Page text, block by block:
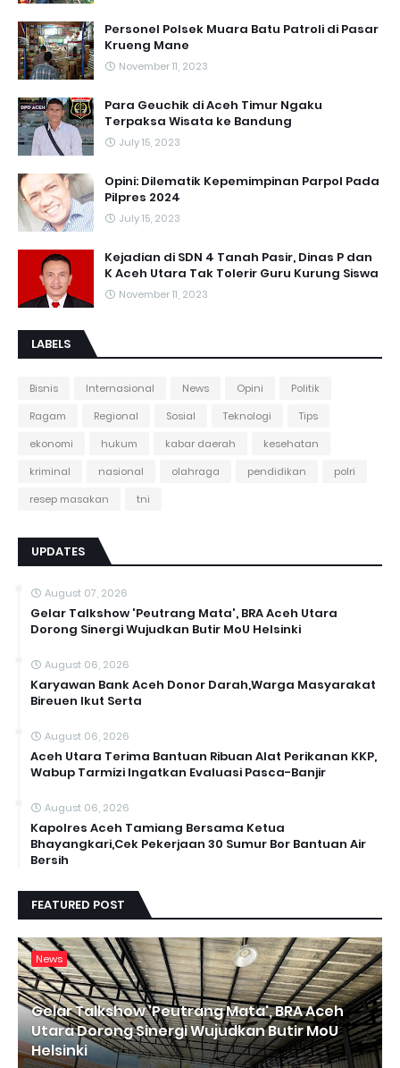
Personel Polsek Muara Batu Patroli di Pasar
Krueng Mane
November 11, 2023
Para Geuchik di Aceh Timur Ngaku
Terpaksa Wisata ke Bandung
July 15, 2023
Opini: Dilematik Kepemimpinan Parpol Pada
Pilpres 2024
July 15, 2023
Kejadian di SDN 4 Tanah Pasir, Dinas P dan
K Aceh Utara Tak Tolerir Guru Kurung Siswa
November 11, 2023
LABELS
Bisnis Internasional News Opini
Politik
Ragam
Regional Sosial Teknologi
Tips
ekonomi
hukum kabar daerah
kesehatan
kriminal
nasional olahraga pendidikan
polri
resep masakan
tni
UPDATES
August 07, 2026
Gelar Talkshow 'Peutrang Mata', BRA Aceh Utara
Dorong Sinergi Wujudkan Butir MoU Helsinki
August 06, 2026
Karyawan Bank Aceh Donor Darah,Warga Masyarakat
Bireuen Ikut Serta
August 06, 2026
Aceh Utara Terima Bantuan Ribuan Alat Perikanan KKP,
Wabup Tarmizi Ingatkan Evaluasi Pasca-Banjir
August 06, 2026
Kapolres Aceh Tamiang Bersama Ketua
Bhayangkari,Cek Pekerjaan 30 Sumur Bor Bantuan Air
Bersih
FEATURED POST
News
Gelar Talkshow 'Peutrang Mata', BRA Aceh
Utara Dorong Sinergi Wujudkan Butir MoU
Helsinki